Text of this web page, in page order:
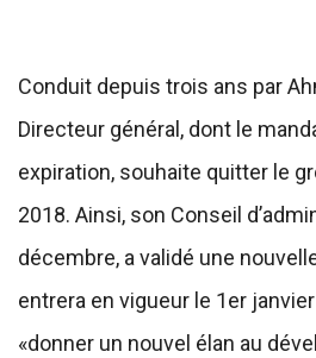
Conduit depuis trois ans par
Directeur général, dont le
expiration, souhaite quitter le
2018. Ainsi, son Conseil
décembre, a validé une
entrera en vigueur le 1er
«donner un nouvel élan au